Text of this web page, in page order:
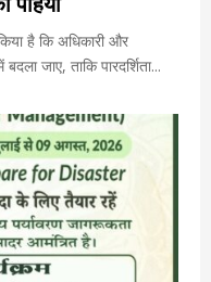
है कि अधिकारी और
जाए, ताकि पारदर्शिता...